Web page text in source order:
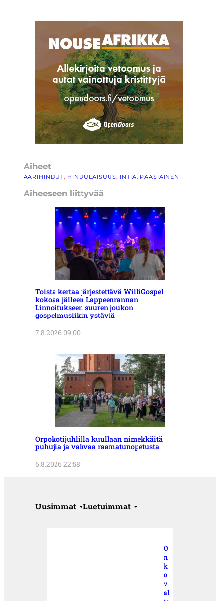
Aiheet
ÄÄRIHINDUT HINDULAISUUS INTIA PÄÄSIÄINEN
Aiheeseen liittyvää
Toista kertaa järjestettävä WilliGospel
kokoaa jälleen Lappeenrannan
Linnoitukseen suuren joukon
gospelmusiikin ystäviä
7.8.2026 09:00
Orpokotijuhlilla kuullaan nimekkäitä
puhujia ja vahvaa raamatunopetusta
6.8.2026 22:58
Uusimmat Luetuimmat
O
n
k
o
v
al